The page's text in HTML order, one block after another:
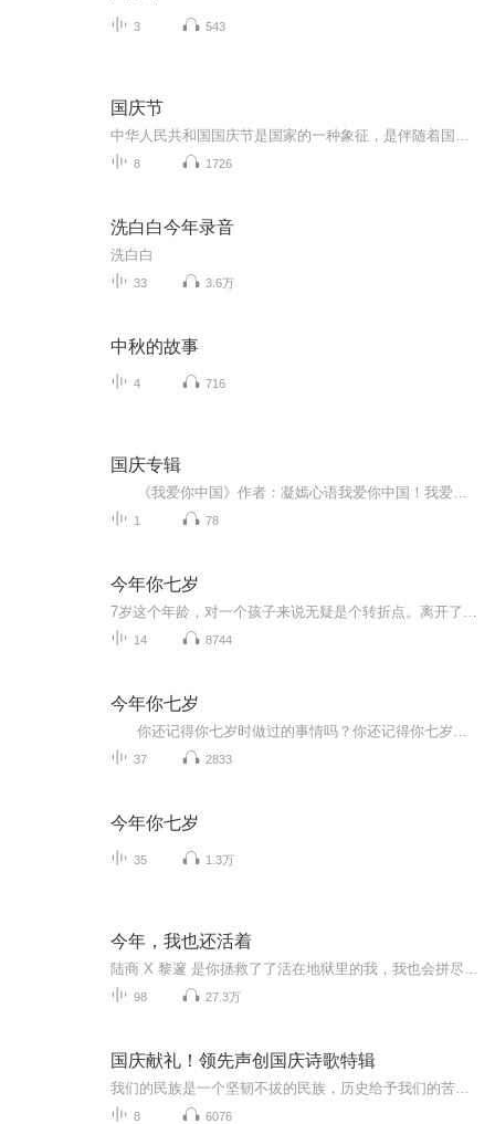
3 543
国庆节
8 1726
洗白白今年录音
洗白白
33 3.6万
中秋的故事
4 716
国庆专辑
1 78
今年你七岁
14 8744
今年你七岁
37 2833
今年你七岁
35 1.3万
今年，我也还活着
98 27.3万
国庆献礼！领先声创国庆诗歌特辑
8 6076